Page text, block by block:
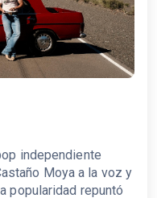
independiente
Moya a la voz y
popularidad repuntó